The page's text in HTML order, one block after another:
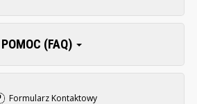
POMOC (FAQ)
Formularz Kontaktowy